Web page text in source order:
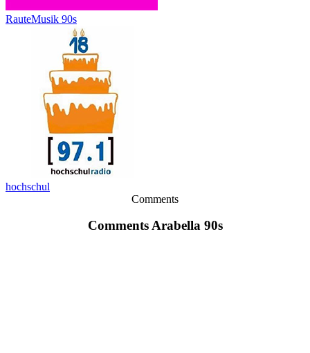
RauteMusik 90s
hochschul
Comments
Comments Arabella 90s